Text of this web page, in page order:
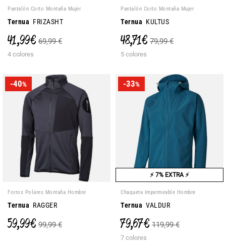
Pantalón Corto Montaña Mujer
Ternua FRIZASHT
41,99 € 69,99 €
4 colores
Pantalón Corto Montaña Mujer
Ternua KULTUS
48,71 € 79,99 €
5 colores
-40%
Forros Polares Montaña Hombre
Ternua RAGGER
59,99 € 99,99 €
-33%
⚡ 7% EXTRA ⚡
Chaqueta Impermeable Hombre
Ternua VALDUR
79,67 € 119,99 €
7 colores